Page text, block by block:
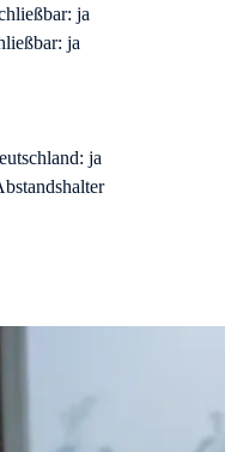
ja
ja
ja